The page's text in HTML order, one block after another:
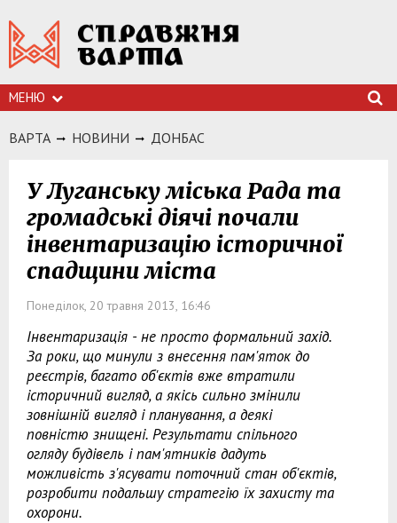
МЕНЮ
ВАРТА НОВИНИ ДОНБАС
У Луганську міська Рада та
громадські діячі почали
інвентаризацію історичної
спадщини міста
Понеділок, 20 травня 2013, 16:46
Інвентаризація - не просто формальний захід.
За роки, що минули з внесення пам'яток до
реєстрів, багато об'єктів вже втратили
історичний вигляд, а якісь сильно змінили
зовнішній вигляд і планування, а деякі
повністю знищені. Результати спільного
огляду будівель і пам'ятників дадуть
можливість з'ясувати поточний стан об'єктів,
розробити подальшу стратегію їх захисту та
охорони.